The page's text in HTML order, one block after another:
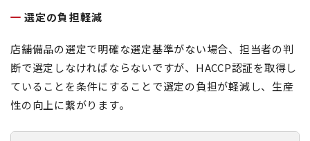
選定の負担軽減
店舗備品の選定で明確な選定基準がない場合、担当者の判
断で選定しなければならないですが、HACCP認証を取得し
ていることを条件にすることで選定の負担が軽減し、生産
性の向上に繋がります。